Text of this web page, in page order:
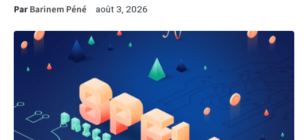
ParBarinem Péné août 3, 2026